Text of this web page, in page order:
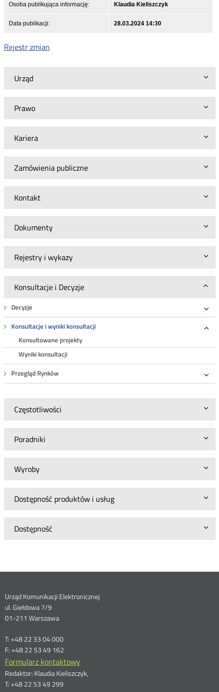
Urząd
Prawo
Kariera
Zamówienia publiczne
Kontakt
Dokumenty
Rejestry i wykazy
Konsultacje i Decyzje
Decyzje
Konsultacje i wyniki konsultacji
Konsultowane projekty
Wyniki konsultacji
Przegląd Rynków
Częstotliwości
Poradniki
Wyroby
Dostępność produktów i usług
Dostępność
Osoba publikująca informację: Klaudia Kieliszczyk
Data publikacji: 28.03.2024 14:30
Rejestr zmian
Dane
kontaktowe
Urząd Komunikacji Elektronicznej
ul. Giełdowa 7/9
01-211 Warszawa
T: +48 22 33 04 000
F: +48 22 53 49 162
Formularz kontaktowy
Redaktor: Klaudia Kieliszczyk,
T: +48 22 53 49 299